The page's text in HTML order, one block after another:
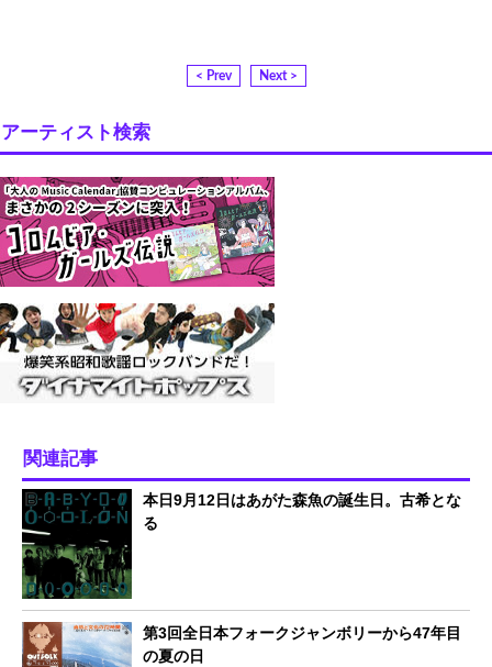
< Prev Next >
アーティスト検索
関連記事
本日9月12日はあがた森魚の誕生日。古希とな
る
第3回全日本フォークジャンボリーから47年目
の夏の日